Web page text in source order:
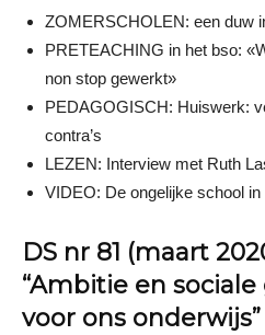
ZOMERSCHOLEN: een duw
PRETEACHING in het bso:
non stop gewerkt»
PEDAGOGISCH: Huiswerk:
contra’s
LEZEN: Interview met Ruth
VIDEO: De ongelijke school
DS nr 81 (maart
“Ambitie en
voor ons onderwijs”